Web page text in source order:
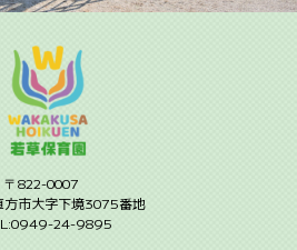
〒822-0007
方市大字下境3075番地
24-9895